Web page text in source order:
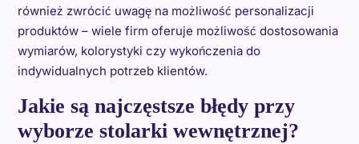
również zwrócić uwagę na możliwość personalizacji
produktów – wiele firm oferuje możliwość dostosowania
wymiarów, kolorystyki czy wykończenia do
indywidualnych potrzeb klientów.
Jakie są najczęstsze błędy przy
wyborze stolarki wewnętrznej?